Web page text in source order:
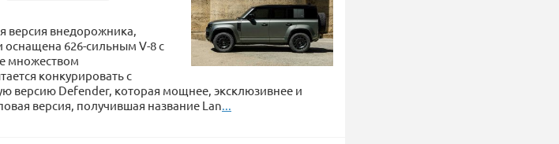
версия внедорожника,
оснащена 626-сильным V-8 с
множеством
конкурировать с
версию Defender, которая мощнее, эксклюзивнее и
версия, получившая название Lan